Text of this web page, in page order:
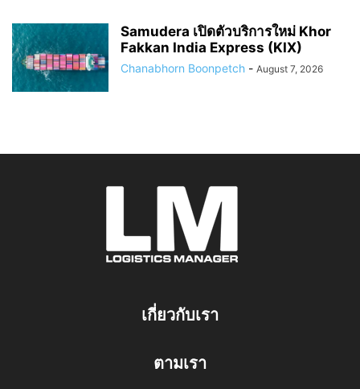
Samudera เปิดตัวบริการใหม่ Khor
Fakkan India Express (KIX)
Chanabhorn Boonpetch - August 7, 2026
เกี่ยวกับเรา
ตามเรา